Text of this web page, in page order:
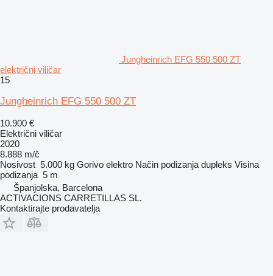
Jungheinrich EFG 550 500 ZT
električni viličar
15
Jungheinrich EFG 550 500 ZT
10.900 €
Električni viličar
2020
8.888 m/č
Nosivost 5.000 kg Gorivo elektro Način podizanja dupleks Visina
podizanja 5 m
Španjolska, Barcelona
ACTIVACIONS CARRETILLAS SL.
Kontaktirajte prodavatelja